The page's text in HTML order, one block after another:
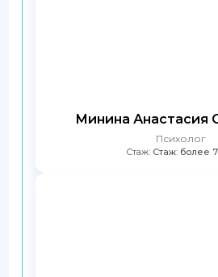
Минина Анастасия
Психолог
Стаж: Стаж: более